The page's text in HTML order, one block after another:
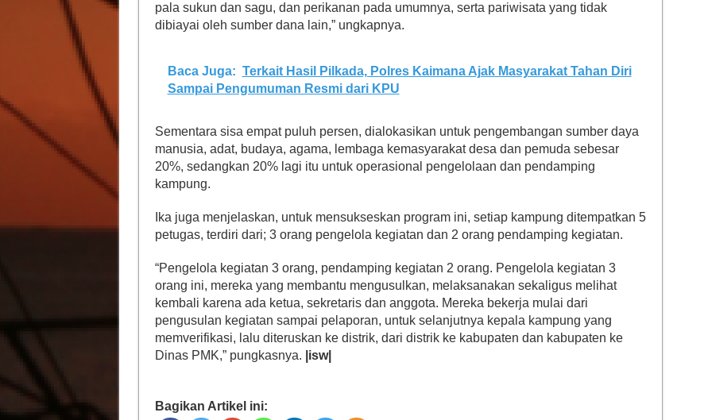
pala sukun dan sagu, dan perikanan pada umumnya, serta pariwisata yang tidak
dibiayai oleh sumber dana lain,” ungkapnya.
Baca Juga: Terkait Hasil Pilkada, Polres Kaimana Ajak Masyarakat Tahan Diri
Sampai Pengumuman Resmi dari KPU
Sementara sisa empat puluh persen, dialokasikan untuk pengembangan sumber daya
manusia, adat, budaya, agama, lembaga kemasyarakat desa dan pemuda sebesar
20%, sedangkan 20% lagi itu untuk operasional pengelolaan dan pendamping
kampung.
Ika juga menjelaskan, untuk mensukseskan program ini, setiap kampung ditempatkan 5
petugas, terdiri dari; 3 orang pengelola kegiatan dan 2 orang pendamping kegiatan.
“Pengelola kegiatan 3 orang, pendamping kegiatan 2 orang. Pengelola kegiatan 3
orang ini, mereka yang membantu mengusulkan, melaksanakan sekaligus melihat
kembali karena ada ketua, sekretaris dan anggota. Mereka bekerja mulai dari
pengusulan kegiatan sampai pelaporan, untuk selanjutnya kepala kampung yang
memverifikasi, lalu diteruskan ke distrik, dari distrik ke kabupaten dan kabupaten ke
Dinas PMK,” pungkasnya. |isw|
Bagikan Artikel ini: